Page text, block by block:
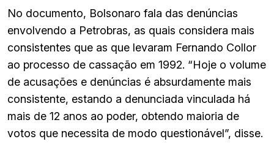
No documento, Bolsonaro fala das denúncias
envolvendo a Petrobras, as quais considera mais
consistentes que as que levaram Fernando Collor
ao processo de cassação em 1992. “Hoje o volume
de acusações e denúncias é absurdamente mais
consistente, estando a denunciada vinculada há
mais de 12 anos ao poder, obtendo maioria de
votos que necessita de modo questionável”, disse.